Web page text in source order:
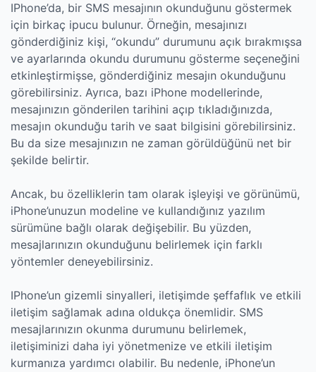
IPhone’da, bir SMS mesajının okunduğunu göstermek
için birkaç ipucu bulunur. Örneğin, mesajınızı
gönderdiğiniz kişi, “okundu” durumunu açık bırakmışsa
ve ayarlarında okundu durumunu gösterme seçeneğini
etkinleştirmişse, gönderdiğiniz mesajın okunduğunu
görebilirsiniz. Ayrıca, bazı iPhone modellerinde,
mesajınızın gönderilen tarihini açıp tıkladığınızda,
mesajın okunduğu tarih ve saat bilgisini görebilirsiniz.
Bu da size mesajınızın ne zaman görüldüğünü net bir
şekilde belirtir.
Ancak, bu özelliklerin tam olarak işleyişi ve görünümü,
iPhone’unuzun modeline ve kullandığınız yazılım
sürümüne bağlı olarak değişebilir. Bu yüzden,
mesajlarınızın okunduğunu belirlemek için farklı
yöntemler deneyebilirsiniz.
IPhone’un gizemli sinyalleri, iletişimde şeffaflık ve etkili
iletişim sağlamak adına oldukça önemlidir. SMS
mesajlarınızın okunma durumunu belirlemek,
iletişiminizi daha iyi yönetmenize ve etkili iletişim
kurmanıza yardımcı olabilir. Bu nedenle, iPhone’un